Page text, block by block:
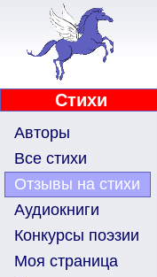
Стихи
Авторы
Все стихи
Отзывы на стихи
Аудиокниги
Конкурсы поэзии
Моя страница